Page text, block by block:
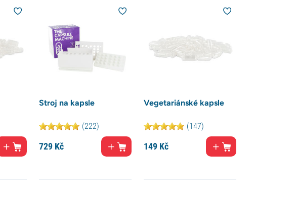
Stroj na kapsle
(222)
729Kč
Vegetariánské kapsle
(147)
149Kč